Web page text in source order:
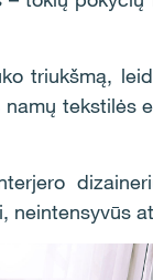
triukšmą,
tekstilės
neintensyvūs